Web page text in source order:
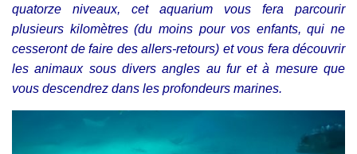
quatorze niveaux, cet aquarium vous fera parcourir
plusieurs kilomètres (du moins pour vos enfants, qui ne
cesseront de faire des allers-retours) et vous fera découvrir
les animaux sous divers angles au fur et à mesure que
vous descendrez dans les profondeurs marines.